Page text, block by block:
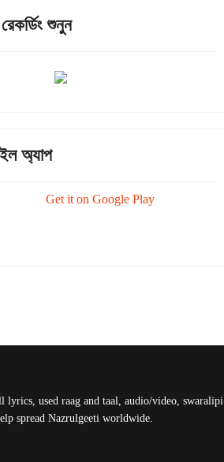
শুনুন
অ্যাপ
used raag and taal, audio/video, swaralipi
spread Nazrulgeeti worldwide.